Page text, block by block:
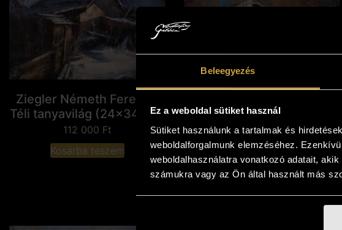
Beleegyezés
Ez a weboldal sütiket használ
Sütiket használunk a tartalmak és
weboldalforgalmunk elemzéséhez.
weboldalhasználatra vonatkozó adatait,
számukra vagy az Ön által használt más
Ziegler Németh Ferenc -
Téli tanyavilág (24x34 cm)
112 000 Ft
Kosárba teszem
Őszi emlék - Solt (14x23
cm)
63 000Ft
Kosárba teszem